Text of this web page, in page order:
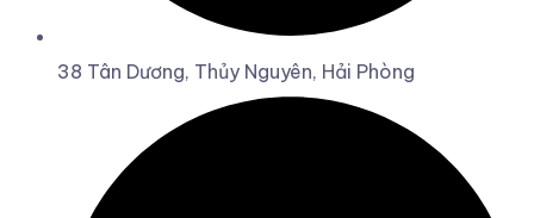
38 Tân Dương, Thủy Nguyên, Hải Phòng